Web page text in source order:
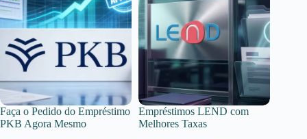
Faça o Pedido do Empréstimo
PKB Agora Mesmo
Empréstimos LEND com
Melhores Taxas